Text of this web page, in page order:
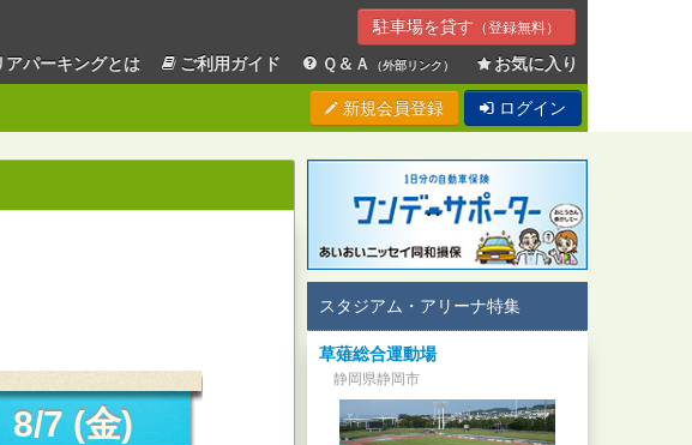
駐車場を貸す （登録無料）
パーキングとは ご利用ガイド Ｑ＆Ａ （外部リンク） お気に入り
新規会員登録 ログイン
8/7 (金)
スタジアム・アリーナ特集
草薙総合運動場
静岡県静岡市